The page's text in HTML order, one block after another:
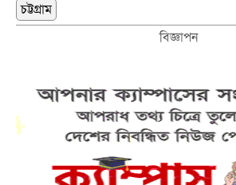
চট্টগ্রাম
বিজ্ঞাপন